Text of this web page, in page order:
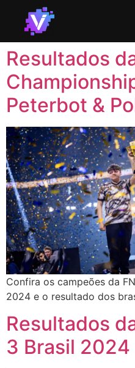
Resultados
Peterbot &
Confira os campeões da
2024 e o resultado dos
Resultados
3 Brasil 2024